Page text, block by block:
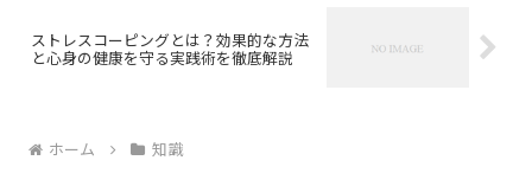
ストレスコーピングとは？効果的な方法
と心身の健康を守る実践術を徹底解説
ホーム 知識